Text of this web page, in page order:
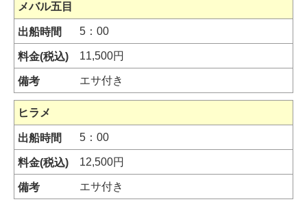
メバル五目
5：00
11,500円
エサ付き
ヒラメ
5：00
12,500円
エサ付き